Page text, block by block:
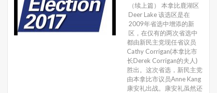
（续上篇） 本拿比鹿湖区
Deer Lake 该选区是在
2009年省选中增添的新
区，在仅有的两次省选中
都由新民主党现任省议员
Cathy Corrigan(本拿比市
长Derek Corrigan的夫人)
胜出。这次省选，新民主党
由本拿比市议员Anne Kang
康安礼出战。康安礼虽然还